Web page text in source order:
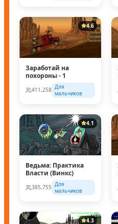
4.6
Заработай на
похороны - 1
411,258 Для
мальчиков
4.1
Ведьма: Практика
Власти (Винкс)
385,755 Для
мальчиков
4.3